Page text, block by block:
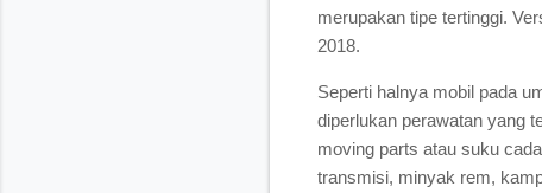
merupakan tipe tertinggi.
2018.
Seperti halnya mobil pada
diperlukan perawatan yang
moving parts atau suku
transmisi, minyak rem,